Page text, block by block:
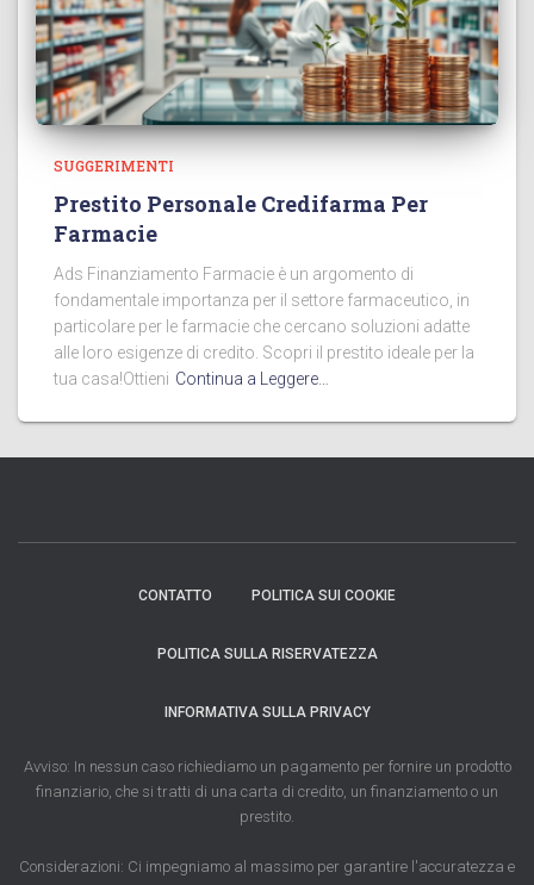
SUGGERIMENTI
Prestito Personale Credifarma Per
Farmacie
Ads Finanziamento Farmacie è un argomento di
fondamentale importanza per il settore farmaceutico, in
particolare per le farmacie che cercano soluzioni adatte
alle loro esigenze di credito. Scopri il prestito ideale per la
tua casa!Ottieni Continua a Leggere…
CONTATTO POLITICA SUI COOKIE
POLITICA SULLA RISERVATEZZA
INFORMATIVA SULLA PRIVACY
Avviso: In nessun caso richiediamo un pagamento per fornire un prodotto
finanziario, che si tratti di una carta di credito, un finanziamento o un
prestito.
Considerazioni: Ci impegniamo al massimo per garantire l'accuratezza e